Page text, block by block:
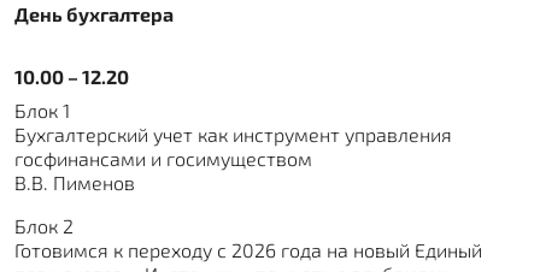
День бухгалтера
10.00 – 12.20
Блок 1
Бухгалтерский учет как инструмент управления
госфинансами и госимуществом
В.В. Пименов
Блок 2
Готовимся к переходу с 2026 года на новый Единый